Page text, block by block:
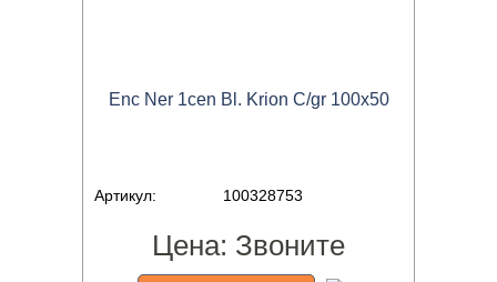
Enc Ner 1cen Bl. Krion C/gr 100x50
Артикул: 100328753
Цена: Звоните